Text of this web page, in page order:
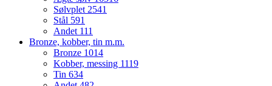
Sølvplet 2541
Stål 591
Andet 111
Bronze, kobber, tin m.m.
Bronze 1014
Kobber, messing 1119
Tin 634